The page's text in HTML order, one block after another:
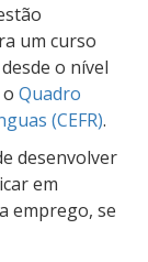
um curso
o nível
Quadro
(CEFR).
desenvolver
em
emprego, se